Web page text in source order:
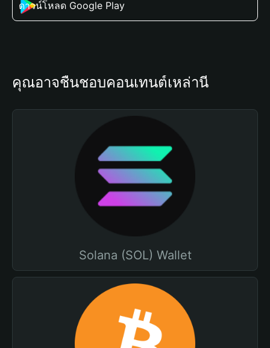
ดาวน์โหลด Google Play
คุณอาจชื่นชอบคอนเทนต์เหล่านี้
Solana (SOL) Wallet